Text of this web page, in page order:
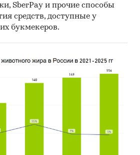
из стран: Япония, Китай,
российских
Азербайджан (более
покупатель - ОБЪЕДИНЕНИЕ
НЕФТЯНОЙ
представлена
ВЭД с объемами
SberPay и прочие способы
средств, доступные у
букмекеров.